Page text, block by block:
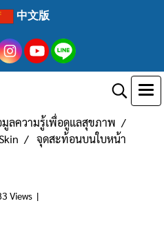
中文版
ลความรู้เพื่อดูแลสุขภาพ
จุดสะท้อนบนใบหน้า
Views |